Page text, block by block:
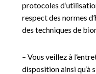
protocoles
respect des normes
des techniques de
– Vous veillez à
disposition ainsi qu’à